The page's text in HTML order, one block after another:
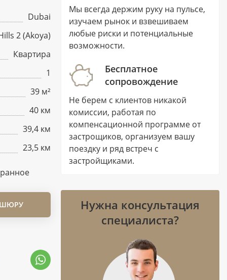
Dubai
2 (Akoya)
Квартира
1
39 м²
40 км
39,4 км
23,5 км
Мы всегда держим руку на пульсе,
изучаем рынок и взвешиваем
любые риски и потенциальные
возможности.
Бесплатное
сопровождение
Не берем с клиентов никакой
комиссии, работая по
компенсационной программе от
застрощиков, организуем вашу
поездку и ряд встреч с
застройщиками.
Нужна консультация
специалиста?